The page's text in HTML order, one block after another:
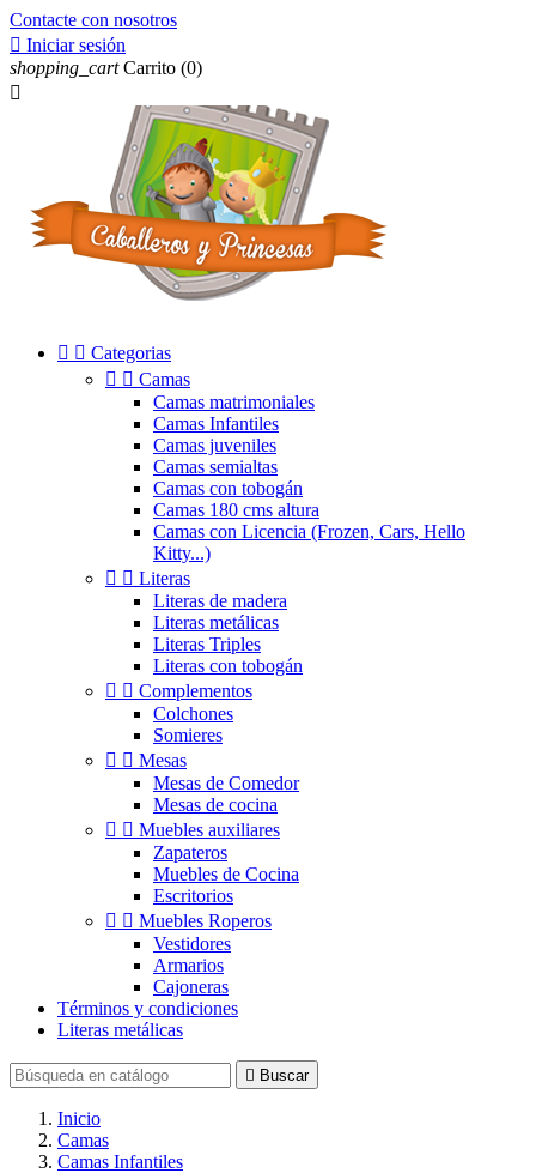
Contacte con nosotros
 Iniciar sesión
shopping_cart Carrito (0)

  Categorias
  Camas
Camas matrimoniales
Camas Infantiles
Camas juveniles
Camas semialtas
Camas con tobogán
Camas 180 cms altura
Camas con Licencia (Frozen, Cars, Hello
Kitty...)
  Literas
Literas de madera
Literas metálicas
Literas Triples
Literas con tobogán
  Complementos
Colchones
Somieres
  Mesas
Mesas de Comedor
Mesas de cocina
  Muebles auxiliares
Zapateros
Muebles de Cocina
Escritorios
  Muebles Roperos
Vestidores
Armarios
Cajoneras
Términos y condiciones
Literas metálicas
 Buscar
Inicio
Camas
Camas Infantiles